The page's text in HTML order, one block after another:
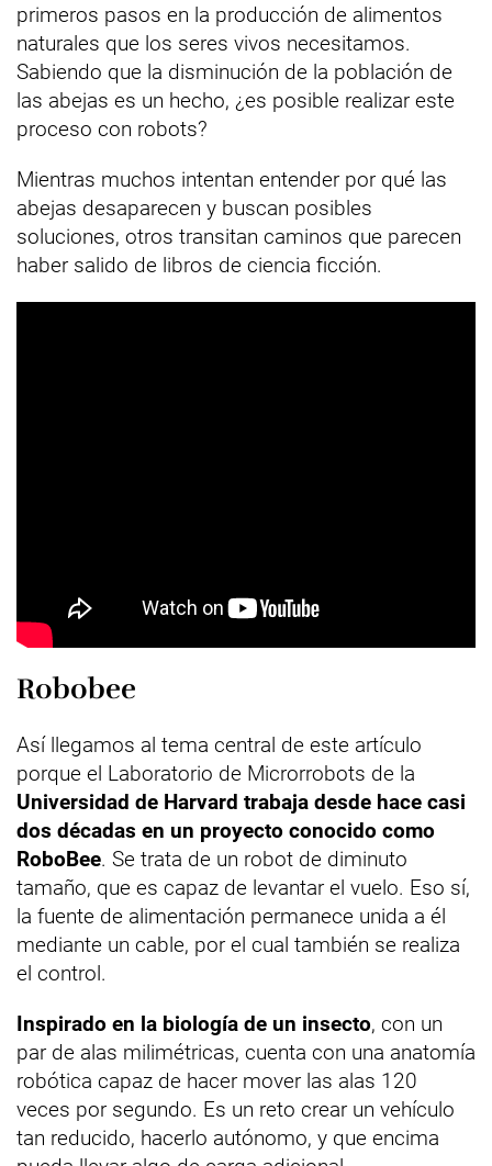
primeros pasos en la producción de alimentos
naturales que los seres vivos necesitamos.
Sabiendo que la disminución de la población de
las abejas es un hecho, ¿es posible realizar este
proceso con robots?
Mientras muchos intentan entender por qué las
abejas desaparecen y buscan posibles
soluciones, otros transitan caminos que parecen
haber salido de libros de ciencia ficción.
Robobee
Así llegamos al tema central de este artículo
porque el Laboratorio de Microrrobots de la
Universidad de Harvard trabaja desde hace casi
dos décadas en un proyecto conocido como
RoboBee. Se trata de un robot de diminuto
tamaño, que es capaz de levantar el vuelo. Eso sí,
la fuente de alimentación permanece unida a él
mediante un cable, por el cual también se realiza
el control.
Inspirado en la biología de un insecto, con un
par de alas milimétricas, cuenta con una anatomía
robótica capaz de hacer mover las alas 120
veces por segundo. Es un reto crear un vehículo
tan reducido, hacerlo autónomo, y que encima